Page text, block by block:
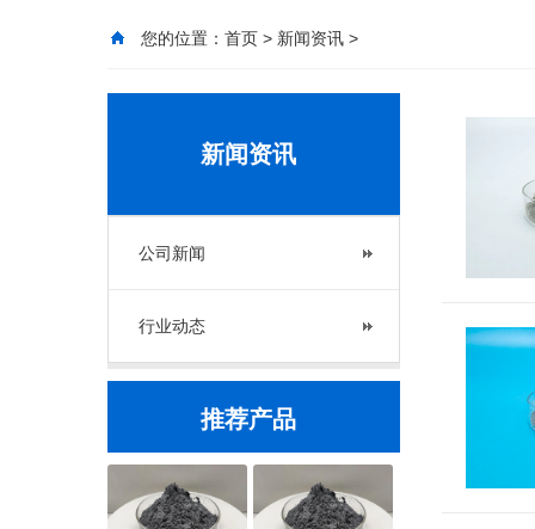
您的位置： 首页 > 新闻资讯 >
新闻资讯
公司新闻
行业动态
推荐产品